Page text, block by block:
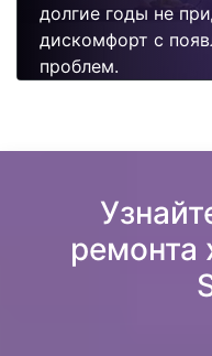
долгие годы не
дискомфорт с
проблем.
ремонта